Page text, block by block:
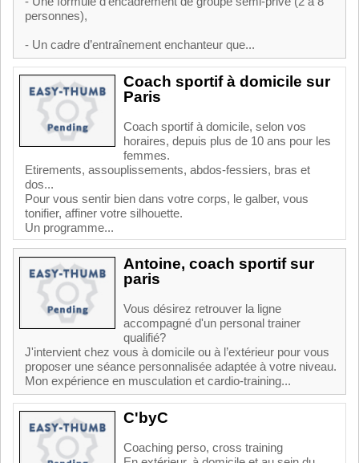
personnes),
- Un cadre d’entraînement enchanteur que...
Coach sportif à domicile sur
Paris
Coach sportif à domicile, selon vos
horaires, depuis plus de 10 ans pour les
femmes.
Etirements, assouplissements, abdos-fessiers, bras et
dos...
Pour vous sentir bien dans votre corps, le galber, vous
tonifier, affiner votre silhouette.
Un programme...
Antoine, coach sportif sur
paris
Vous désirez retrouver la ligne
accompagné d'un personal trainer
qualifié?
J'intervient chez vous à domicile ou à l’extérieur pour vous
proposer une séance personnalisée adaptée à votre niveau.
Mon expérience en musculation et cardio-training...
C'byC
Coaching perso, cross training